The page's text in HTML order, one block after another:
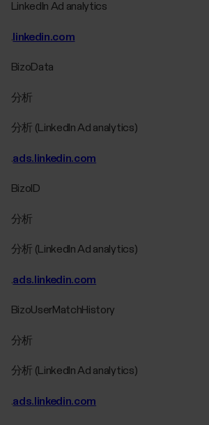
LinkedIn Ad analytics
. linkedin.com
BizoData
分析
分析 (LinkedIn Ad analytics)
.ads.linkedin.com
BizoID
分析
分析 (LinkedIn Ad analytics)
.ads.linkedin.com
BizoUserMatchHistory
分析
分析 (LinkedIn Ad analytics)
.ads.linkedin.com